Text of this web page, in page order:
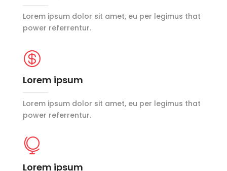
Lorem ipsum dolor sit amet, eu per legimus that
power referrentur.

Lorem ipsum
Lorem ipsum dolor sit amet, eu per legimus that
power referrentur.

Lorem ipsum